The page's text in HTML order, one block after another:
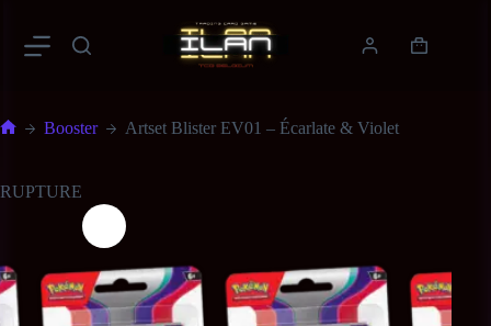
Booster Artset Blister EV01 – Écarlate & Violet
RUPTURE